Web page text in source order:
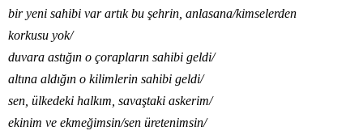
bir yeni sahibi var artık bu şehrin, anlasana/kimselerden
korkusu yok/
duvara astığın o çorapların sahibi geldi/
altına aldığın o kilimlerin sahibi geldi/
sen, ülkedeki halkım, savaştaki askerim/
ekinim ve ekmeğimsin/sen üretenimsin/